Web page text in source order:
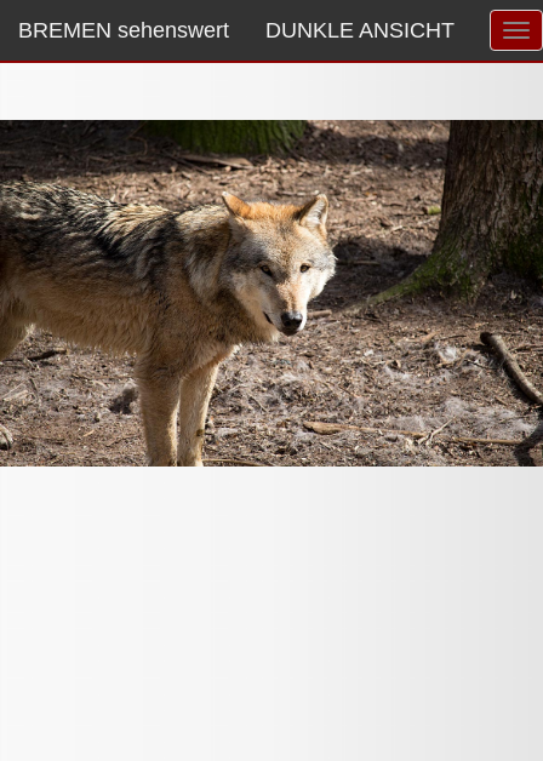
BREMEN sehenswert DUNKLE ANSICHT